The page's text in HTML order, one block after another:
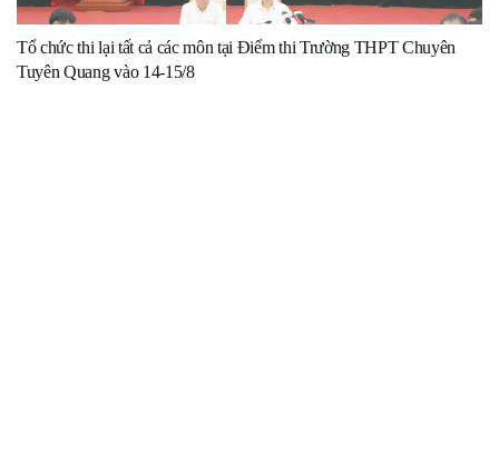
Tổ chức thi lại tất cả các môn tại Điểm thi Trường THPT Chuyên
Tuyên Quang vào 14-15/8